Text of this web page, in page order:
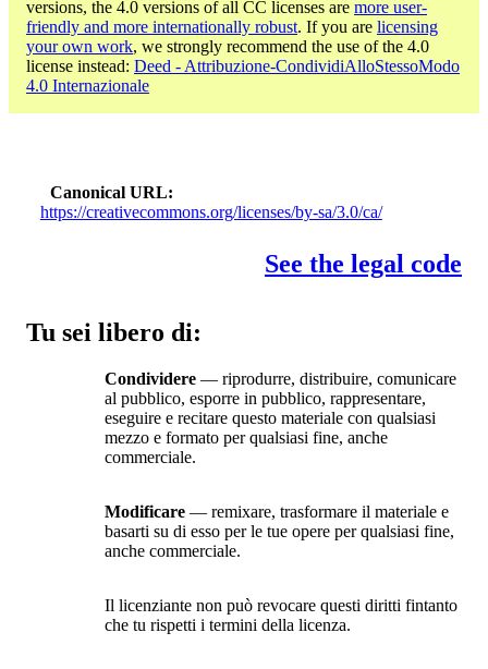
versions, the 4.0 versions of all CC licenses are more user-
friendly and more internationally robust. If you are licensing
your own work, we strongly recommend the use of the 4.0
license instead: Deed - Attribuzione-CondividiAlloStessoModo
4.0 Internazionale
Canonical URL
https://creativecommons.org/licenses/by-sa/3.0/ca/
See the legal code
Tu sei libero di:
Condividere — riprodurre, distribuire, comunicare
al pubblico, esporre in pubblico, rappresentare,
eseguire e recitare questo materiale con qualsiasi
mezzo e formato per qualsiasi fine, anche
commerciale.
Modificare — remixare, trasformare il materiale e
basarti su di esso per le tue opere per qualsiasi fine,
anche commerciale.
Il licenziante non può revocare questi diritti fintanto
che tu rispetti i termini della licenza.